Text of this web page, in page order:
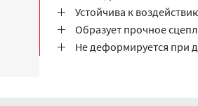
Устойчива к
Образует прочное
Не деформируется при